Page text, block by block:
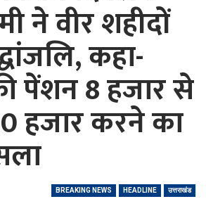
ने वीर शहीदों
कहा-
पेंशन 8 हजार से
हजार करने का
BREAKING NEWS HEADLINE उत्तराखंड